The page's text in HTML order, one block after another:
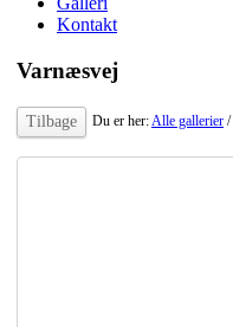
Kontakt
Varnæsvej
Tilbage Du er her: Alle gallerier /